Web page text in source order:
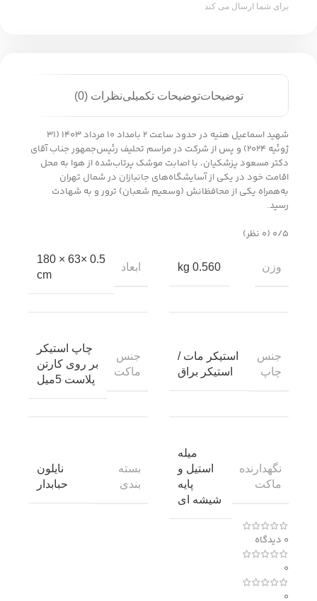
برای شما ارسال می کند
توضیحاتتوضیحات تکمیلینظرات (0)
شهید اسماعیل هنیه در حدود ساعت ۲ بامداد ۱۰ مرداد ۱۴۰۳ (۳۱
ژوئیه ۲۰۲۴) و پس از شرکت در مراسم تحلیف رئیس‌جمهور جناب آقای
دکتر مسعود پزشکیان، با اصابت موشک پرتاب‌شده از هوا به محل
اقامت خود در یکی از آسایشگاه‌های جانبازان در شمال تهران
به‌همراه یکی از محافظانش (وسعیم شعبان) ترور و به شهادت
رسید.
‫۰/۵ ‫(۰ نظر)
وزن 0.560 kg ابعاد
0.5 ×63 × 180
cm
جنس
چاپ
استیکر مات /
استیکر براق
جنس
ماکت
چاپ استیکر
بر روی کارتن
پلاست 5میل
نگهدارنده
ماکت
میله
استیل و
پایه
شیشه ای
بسته
بندی
نایلون
حبابدار
0 دیدگاه
0
0